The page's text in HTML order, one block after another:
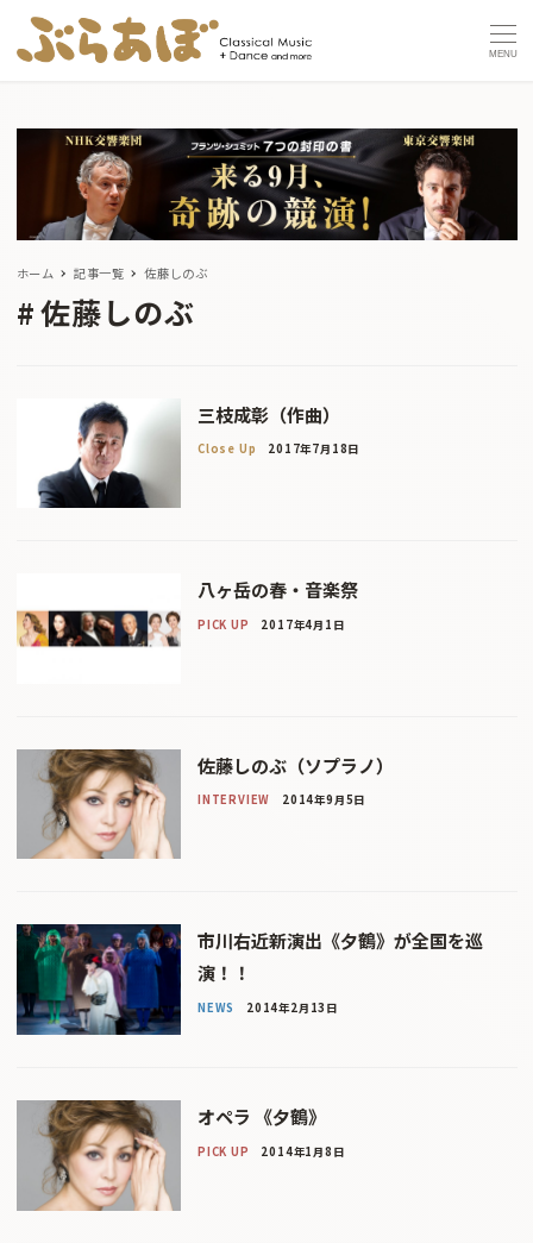
MENU
ホーム 記事一覧 佐藤しのぶ
佐藤しのぶ
三枝成彰（作曲）
Close Up 2017年7月18日
八ヶ岳の春・音楽祭
PICK UP 2017年4月1日
佐藤しのぶ（ソプラノ）
INTERVIEW 2014年9月5日
市川右近新演出《夕鶴》が全国を巡
演！！
NEWS 2014年2月13日
オペラ 《夕鶴》
PICK UP 2014年1月8日